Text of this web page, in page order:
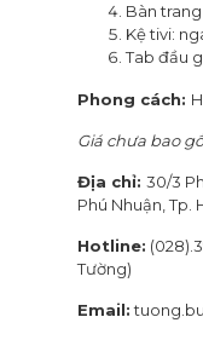
Bàn trang
Kệ tivi:
Tab đầu
Phong cách:
Giá chưa bao
Địa chỉ: 30/3
Phú Nhuận, Tp.
Hotline:
Tường)
Email: